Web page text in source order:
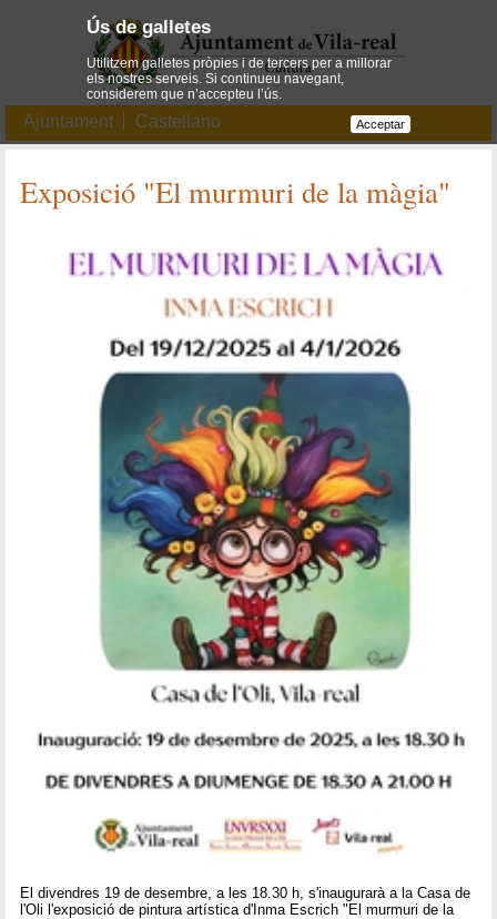
Ajuntament Castellano
Exposició "El murmuri de la màgia"
El divendres 19 de desembre, a les 18.30 h, s'inaugurarà a la Casa de
l'Oli l'exposició de pintura artística d'Inma Escrich "El murmuri de la
Ús de galletes
Utilitzem galletes pròpies i de tercers per a millorar
els nostres serveis. Si continueu navegant,
considerem que n’accepteu l’ús.
Acceptar